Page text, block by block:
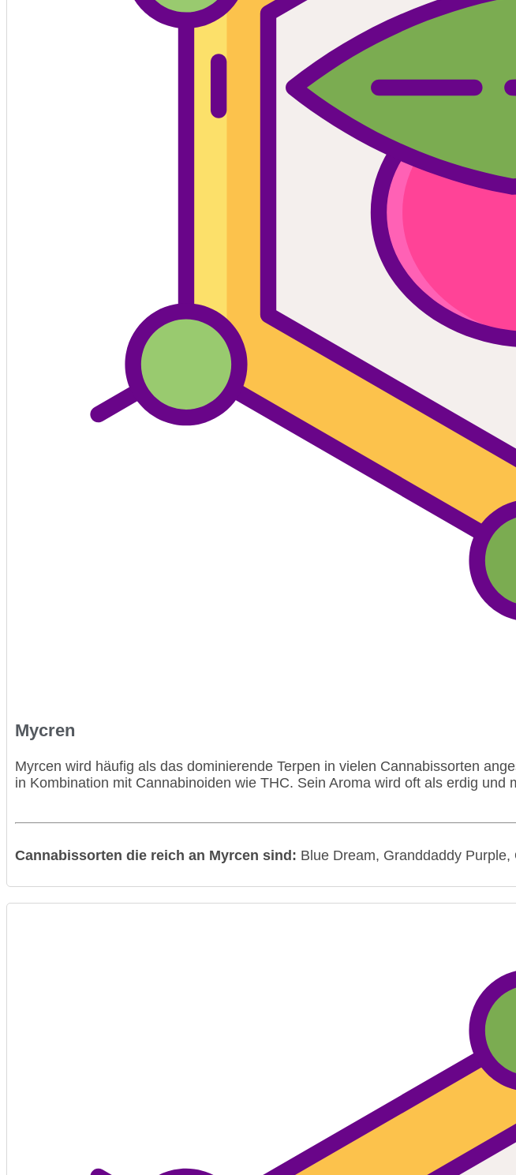
Mycren
Myrcen wird häufig als das dominierende Terpen in vielen Cannabissorten
in Kombination mit Cannabinoiden wie THC. Sein Aroma wird oft als erdig
Cannabissorten die reich an Myrcen sind: Blue Dream, Granddaddy Purple,